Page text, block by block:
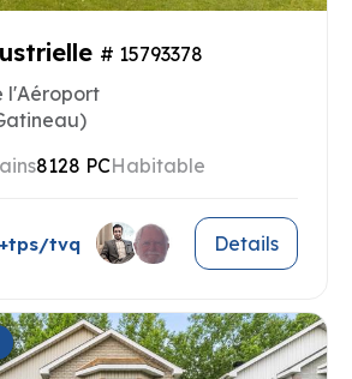
# 15793378
l'Aéroport
8128 PCHabitable
+tps/tvq Details